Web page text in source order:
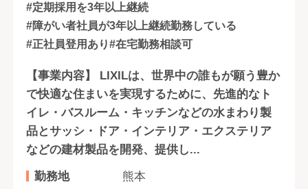
#定期採用を3年以上継続
#障がい者社員が3年以上継続勤務している
#正社員登用あり#在宅勤務相談可
【事業内容】 LIXILは、世界中の誰もが願う豊か
で快適な住まいを実現するために、先進的なト
イレ・バスルーム・キッチンなどの水まわり製
品とサッシ・ドア・インテリア・エクステリア
などの建材製品を開発、提供し...
勤務地
熊本